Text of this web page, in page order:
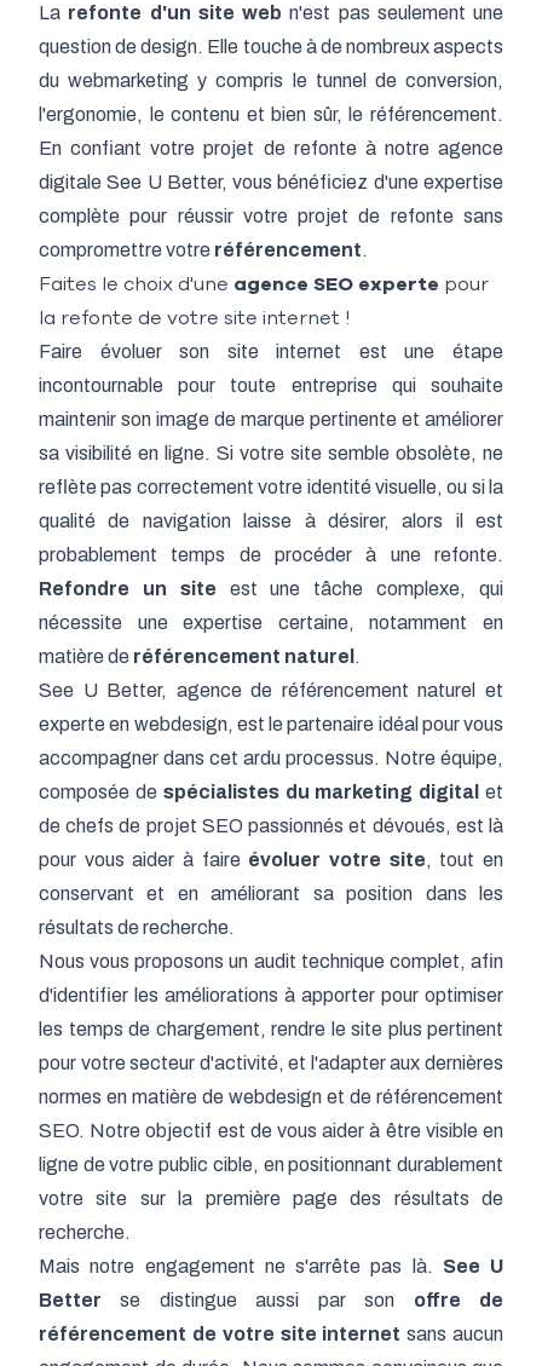
La refonte d'un site web n'est pas seulement une
question de design. Elle touche à de nombreux aspects
du webmarketing y compris le tunnel de conversion,
l'ergonomie, le contenu et bien sûr, le référencement.
En confiant votre projet de refonte à notre agence
digitale See U Better, vous bénéficiez d'une expertise
complète pour réussir votre projet de refonte sans
compromettre votre référencement.
Faites le choix d'une agence SEO experte pour
la refonte de votre site internet !
Faire évoluer son site internet est une étape
incontournable pour toute entreprise qui souhaite
maintenir son image de marque pertinente et améliorer
sa visibilité en ligne. Si votre site semble obsolète, ne
reflète pas correctement votre identité visuelle, ou si la
qualité de navigation laisse à désirer, alors il est
probablement temps de procéder à une refonte.
Refondre un site est une tâche complexe, qui
nécessite une expertise certaine, notamment en
matière de référencement naturel .
See U Better, agence de référencement naturel
et
experte en webdesign, est le partenaire idéal pour vous
accompagner dans cet ardu processus. Notre équipe,
composée de spécialistes du marketing digital et
de chefs de projet SEO passionnés et dévoués, est là
pour vous aider à faire évoluer votre site, tout en
conservant et en améliorant sa position dans les
résultats de recherche.
Nous vous proposons un audit technique complet, afin
d'identifier les améliorations à apporter pour optimiser
les temps de chargement, rendre le site plus pertinent
pour votre secteur d'activité, et l'adapter aux dernières
normes en matière de webdesign et de référencement
SEO. Notre objectif est de vous aider à être visible en
ligne de votre public cible, en positionnant durablement
votre site sur la première page des résultats de
recherche.
Mais notre engagement ne s'arrête pas là. See U
Better se distingue aussi par son offre de
référencement de votre site internet sans aucun